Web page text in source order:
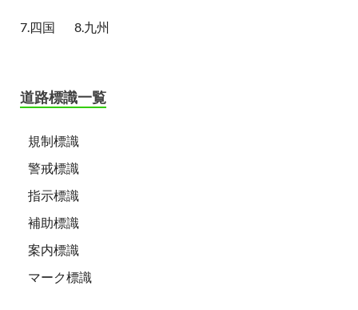
7.四国 8.九州
道路標識一覧
規制標識
警戒標識
指示標識
補助標識
案内標識
マーク標識